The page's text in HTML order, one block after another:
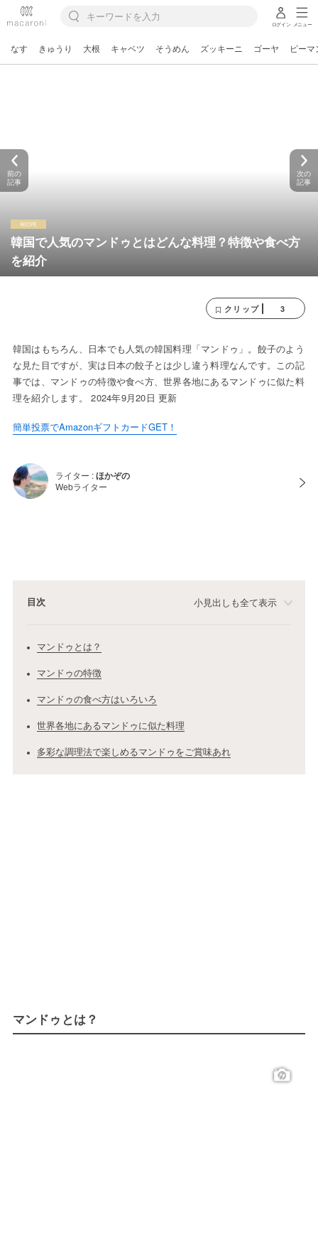
ログイン メニュー
なす きゅうり 大根 キャベツ そうめん ズッキーニ ゴーヤ ピーマ
韓国で人気のマンドゥとはどんな料理？特徴や食べ方
を紹介
前の
記事
次の
記事
クリップ 3
韓国はもちろん、日本でも人気の韓国料理「マンドゥ」。餃子のよう
な見た目ですが、実は日本の餃子とは少し違う料理なんです。この記
事では、マンドゥの特徴や食べ方、世界各地にあるマンドゥに似た料
理を紹介します。 2024年9月20日 更新
簡単投票でAmazonギフトカードGET！
ライター :ほかぞの
Webライター
目次 小見出しも全て表示
マンドゥとは？
マンドゥの特徴
マンドゥの食べ方はいろいろ
世界各地にあるマンドゥに似た料理
多彩な調理法で楽しめるマンドゥをご賞味あれ
マンドゥとは？